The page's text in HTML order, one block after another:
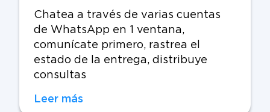
Chatea a través de varias cuentas
de WhatsApp en 1 ventana,
comunícate primero, rastrea el
estado de la entrega, distribuye
consultas
Leer más